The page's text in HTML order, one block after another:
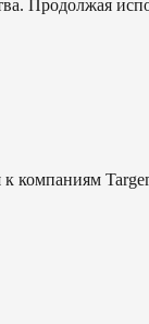
Продолжая
компаниям